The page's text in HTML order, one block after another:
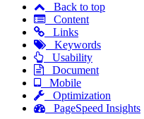
Back to top
Content
Links
Keywords
Usability
Document
Mobile
Optimization
PageSpeed Insights